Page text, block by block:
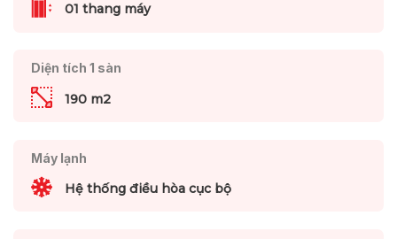
01 thang máy
Diện tích 1 sàn
190 m2
Máy lạnh
Hệ thống điều hòa cục bộ